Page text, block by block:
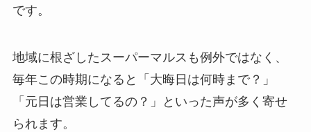
です。
地域に根ざしたスーパーマルスも例外ではなく、
毎年この時期になると「大晦日は何時まで？」
「元日は営業してるの？」といった声が多く寄せ
られます。